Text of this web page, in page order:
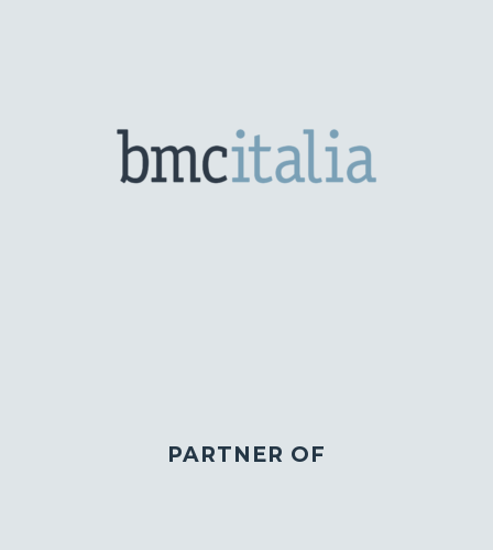
PARTNER OF